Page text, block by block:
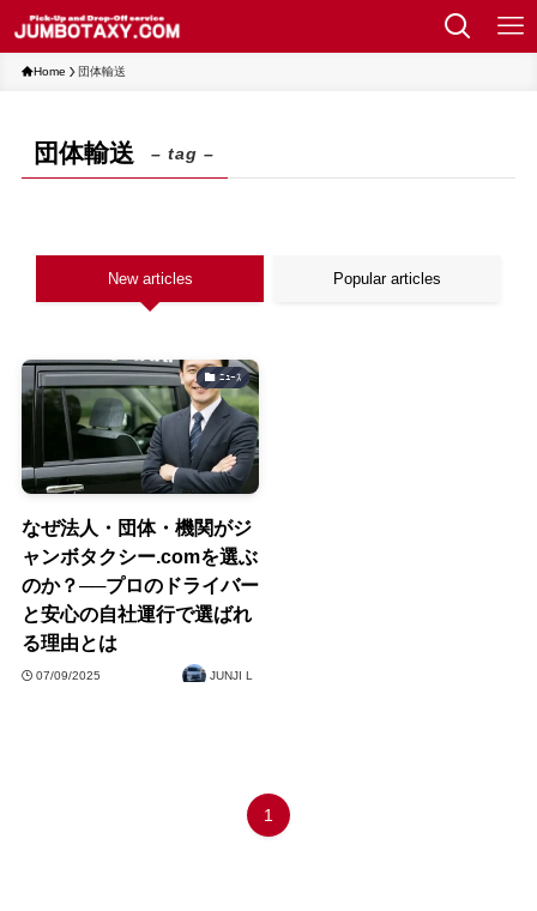
Home 団体輸送
団体輸送 – tag –
New articles Popular articles
ﾆｭｰｽ
なぜ法人・団体・機関がジ
ャンボタクシー.comを選ぶ
のか？──プロのドライバー
と安心の自社運行で選ばれ
る理由とは
07/09/2025 JUNJI L
1